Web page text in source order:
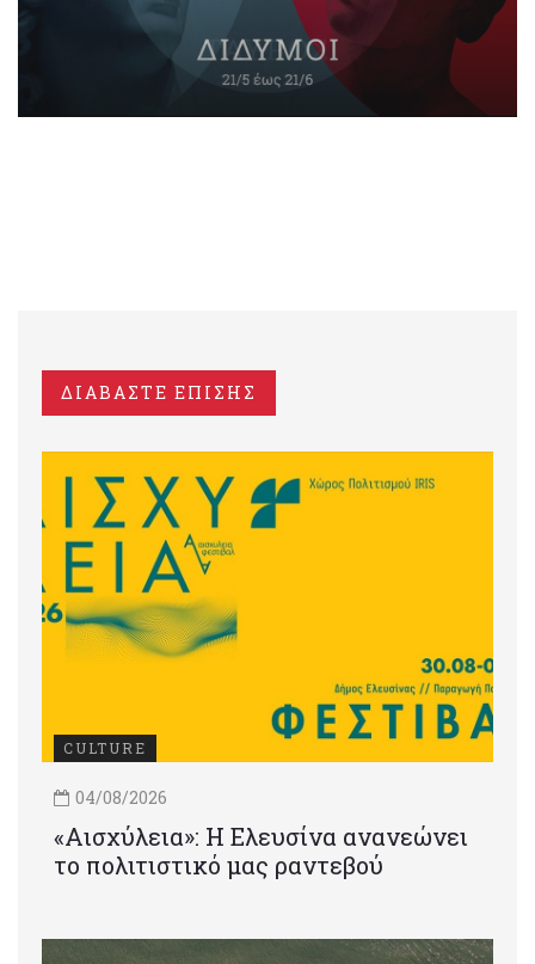
ΔΙΑΒΑΣΤΕ ΕΠΙΣΗΣ
CULTURE
04/08/2026
«Αισχύλεια»: Η Ελευσίνα ανανεώνει
το πολιτιστικό μας ραντεβού